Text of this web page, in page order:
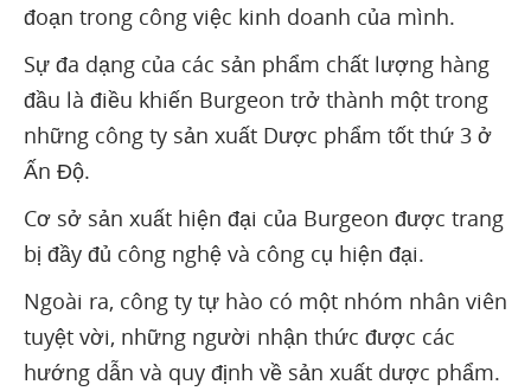
đoạn trong công việc kinh doanh của mình.
Sự đa dạng của các sản phẩm chất lượng hàng
đầu là điều khiến Burgeon trở thành một trong
những công ty sản xuất Dược phẩm tốt thứ 3 ở
Ấn Độ.
Cơ sở sản xuất hiện đại của Burgeon được trang
bị đầy đủ công nghệ và công cụ hiện đại.
Ngoài ra, công ty tự hào có một nhóm nhân viên
tuyệt vời, những người nhận thức được các
hướng dẫn và quy định về sản xuất dược phẩm.